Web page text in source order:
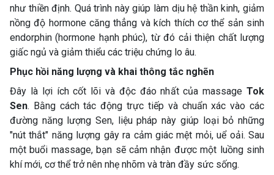
như thiền định. Quá trình này giúp làm dịu hệ thần kinh, giảm
nồng độ hormone căng thẳng và kích thích cơ thể sản sinh
endorphin (hormone hạnh phúc), từ đó cải thiện chất lượng
giấc ngủ và giảm thiểu các triệu chứng lo âu.
Phục hồi năng lượng và khai thông tắc nghẽn
Đây là lợi ích cốt lõi và độc đáo nhất của massage Tok
Sen. Bằng cách tác động trực tiếp và chuẩn xác vào các
đường năng lượng Sen, liệu pháp này giúp loại bỏ những
"nút thắt" năng lượng gây ra cảm giác mệt mỏi, uể oải. Sau
một buổi massage, bạn sẽ cảm nhận được một luồng sinh
khí mới, cơ thể trở nên nhẹ nhõm và tràn đầy sức sống.